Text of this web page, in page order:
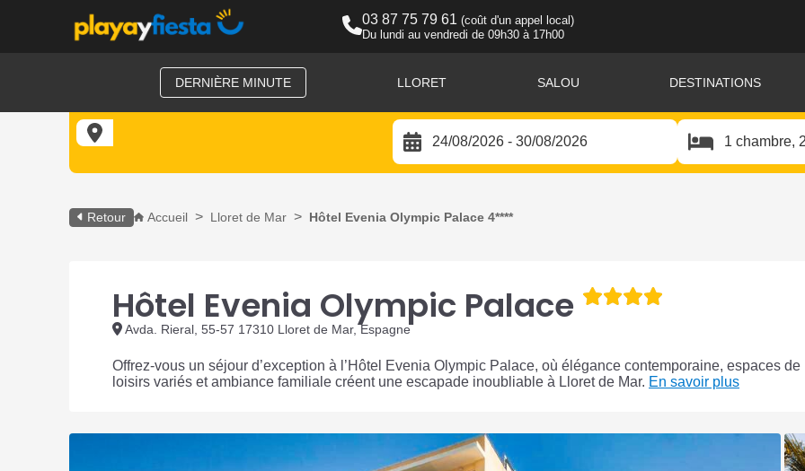
03 87 75 79 61 (coût d'un appel local)
Du lundi au vendredi de 09h30 à 17h00
DERNIÈRE MINUTE LLORET SALOU DESTINATIONS
Retour Accueil Lloret de Mar Hôtel Evenia Olympic Palace 4****
Hôtel Evenia Olympic Palace
Avda. Rieral, 55-57 17310 Lloret de Mar, Espagne
Offrez-vous un séjour d’exception à l’Hôtel Evenia Olympic Palace, où élégance contemporaine, espaces de
loisirs variés et ambiance familiale créent une escapade inoubliable à Lloret de Mar. En savoir plus